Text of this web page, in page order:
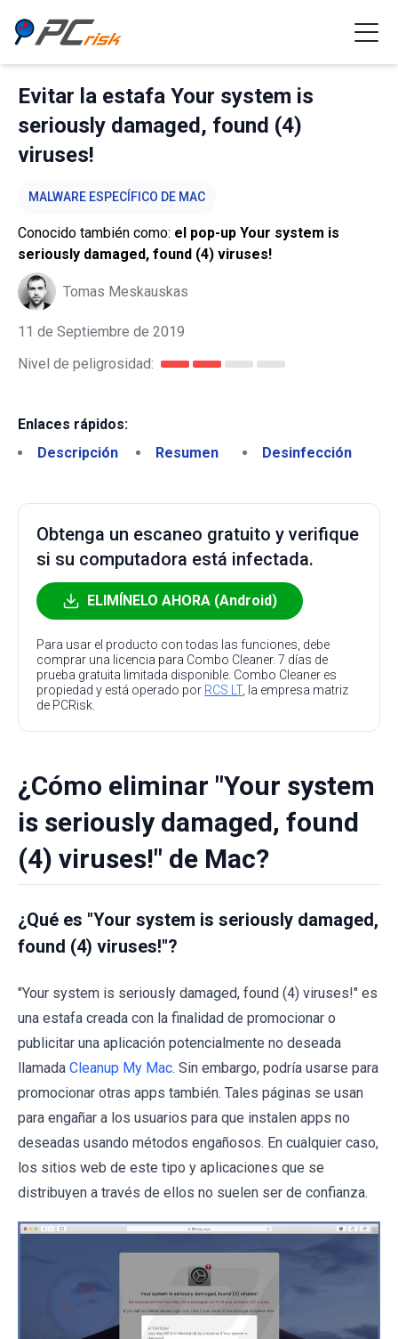
Evitar la estafa Your system is
seriously damaged, found (4)
viruses!
MALWARE ESPECÍFICO DE MAC
Conocido también como: el pop-up Your system is
seriously damaged, found (4) viruses!
Tomas Meskauskas
11 de Septiembre de 2019
Nivel de peligrosidad:
Enlaces rápidos:
Descripción
Resumen Desinfección
Obtenga un escaneo gratuito y verifique
si su computadora está infectada.
ELIMÍNELO AHORA (Android)
Para usar el producto con todas las funciones, debe
comprar una licencia para Combo Cleaner. 7 días de
prueba gratuita limitada disponible. Combo Cleaner es
propiedad y está operado por RCS LT, la empresa matriz
de PCRisk.
¿Cómo eliminar "Your system
is seriously damaged, found
(4) viruses!" de Mac?
¿Qué es "Your system is seriously damaged,
found (4) viruses!"?
"Your system is seriously damaged, found (4) viruses!" es
una estafa creada con la finalidad de promocionar o
publicitar una aplicación potencialmente no deseada
llamada Cleanup My Mac. Sin embargo, podría usarse para
promocionar otras apps también. Tales páginas se usan
para engañar a los usuarios para que instalen apps no
deseadas usando métodos engañosos. En cualquier caso,
los sitios web de este tipo y aplicaciones que se
distribuyen a través de ellos no suelen ser de confianza.